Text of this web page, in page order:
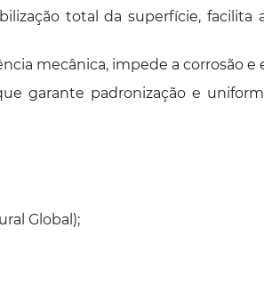
total da superfície, facilita
mecânica, impede a corrosão e
garante padronização e
Global);